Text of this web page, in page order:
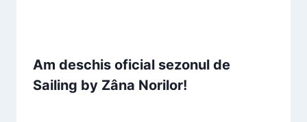
Am deschis oficial sezonul de
Sailing by Zâna Norilor!